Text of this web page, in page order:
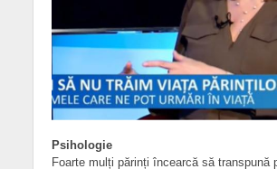
Psihologie
Foarte mulți părinți încearcă să transpună